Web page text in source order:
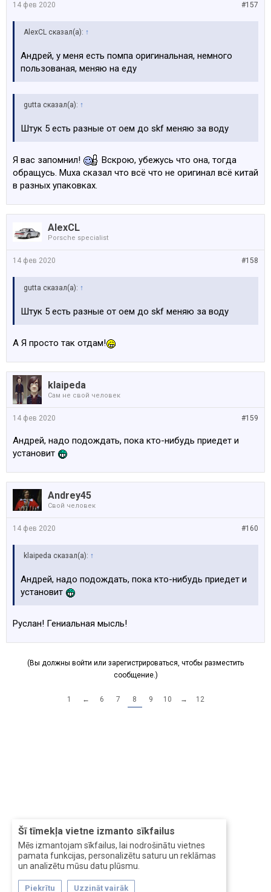
Šī tīmekļa vietne izmanto sīkfailus
Mēs izmantojam sīkfailus, lai nodrošinātu vietnes
pamata funkcijas, personalizētu saturu un reklāmas
un analizētu mūsu datu plūsmu.
Piekrītu Uzzināt vairāk
#157
14 фев 2020
AlexCL сказал(а): ↑
Андрей, у меня есть помпа оригинальная, немного
пользованая, меняю на еду
gutta сказал(а): ↑
Штук 5 есть разные от оем до skf меняю за воду
Я вас запомнил!
Вскрою, убежусь что она, тогда
обращусь. Мuxa сказал что всё что не оригинал всё китай
в разных упаковках.
AlexCL
Porsche specialist
#158
14 фев 2020
gutta сказал(а): ↑
Штук 5 есть разные от оем до skf меняю за воду
А Я просто так отдам!
klaipeda
Сам не свой человек
#159
14 фев 2020
Андрей, надо подождать, пока кто-нибудь приедет и
установит
Andrey45
Свой человек
#160
14 фев 2020
klaipeda сказал(а): ↑
Андрей, надо подождать, пока кто-нибудь приедет и
установит
Руслан! Гениальная мысль!
(Вы должны войти или зарегистрироваться, чтобы разместить
сообщение.)
1 ← 6 7 8 9 10 → 12